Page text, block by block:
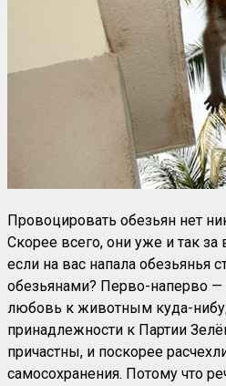
Провоцировать обезьян нет
Скорее всего, они уже и так за
если на вас напала обезьянья
обезьянами? Перво-наперво —
любовь к животным куда-
принадлежности к Партии
причастны, и поскорее
самосохранения. Потому что